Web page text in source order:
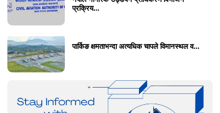
प्रक्रिय...
पार्किङ क्षमताभन्दा अत्यधिक चापले विमानस्थल व...